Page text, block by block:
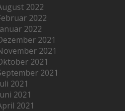
2022
2022
2022
2021
2021
2021
2021
2021
2021
2021